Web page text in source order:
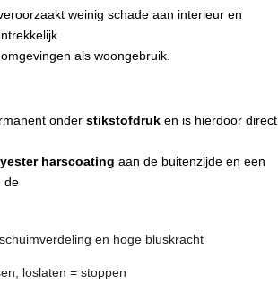
weinig schade aan interieur en
als woongebruik.
onderstikstofdruk en is hierdoor direct
harscoating aan de buitenzijde en een
de
en hoge bluskracht
loslaten = stoppen